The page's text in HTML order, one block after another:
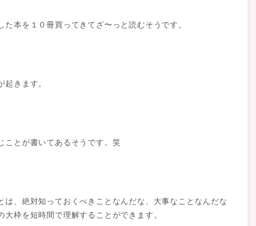
た本を１０冊買ってきてざ〜っと読むそうです。
起きます。
ことが書いてあるそうです。笑
は、絶対知っておくべきことなんだな、大事なことなんだな
大枠を短時間で理解することができます。